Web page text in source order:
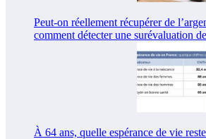
Peut-on réellement récupérer de
comment détecter une surévaluation
À 64 ans, quelle espérance de vie